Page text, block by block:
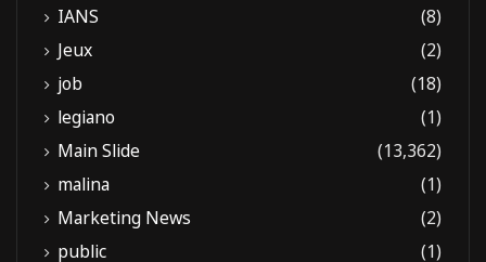
IANS
(8)
Jeux
(2)
job
(18)
legiano
(1)
Main Slide
(13,362)
malina
(1)
Marketing News
(2)
public
(1)